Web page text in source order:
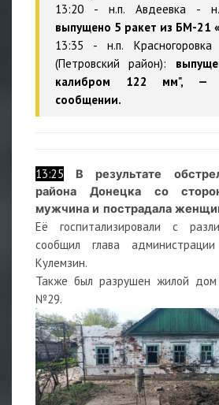
13:20 - н.п. Авдеевка -
выпущено 5 ракет из БМ-21
13:35 - н.п.
(Петровский район):
калибром 122 мм", —
сообщении.
13:25
В результате
района Донецка со
мужчина и пострадала
Её госпитализировали с
сообщил глава
Кулемзин.
Также был разрушен жилой
№29.